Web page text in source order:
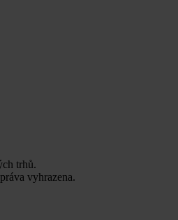
trhů.
vyhrazena.